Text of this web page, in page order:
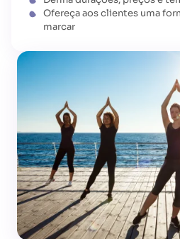
Ofereça aos clientes uma
marcar